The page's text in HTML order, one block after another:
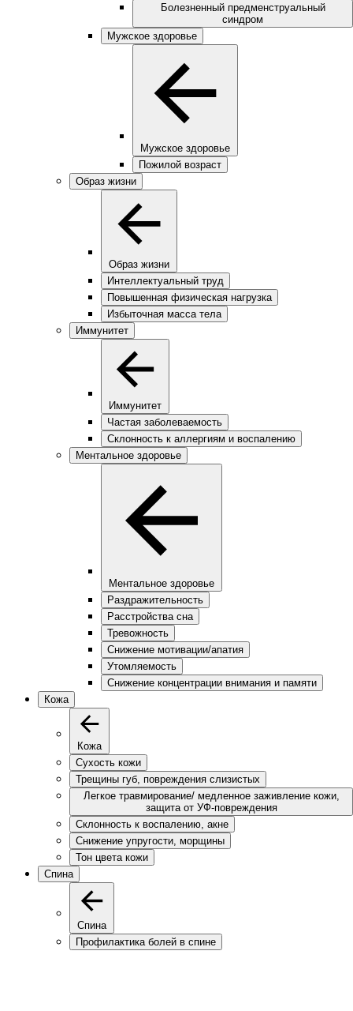
Болезненный предменструальный
синдром
Мужское здоровье
Мужское здоровье
Пожилой возраст
Образ жизни
Образ жизни
Интеллектуальный труд
Повышенная физическая нагрузка
Избыточная масса тела
Иммунитет
Иммунитет
Частая заболеваемость
Склонность к аллергиям и воспалению
Ментальное здоровье
Ментальное здоровье
Раздражительность
Расстройства сна
Тревожность
Снижение мотивации/апатия
Утомляемость
Снижение концентрации внимания и памяти
Кожа
Кожа
Сухость кожи
Трещины губ, повреждения слизистых
Легкое травмирование/ медленное заживление кожи,
защита от УФ-повреждения
Склонность к воспалению, акне
Снижение упругости, морщины
Тон цвета кожи
Спина
Спина
Профилактика болей в спине